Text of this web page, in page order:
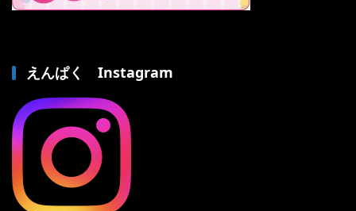
えんぱく Instagram